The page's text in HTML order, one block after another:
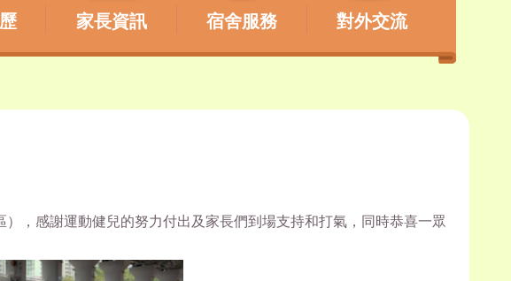
家長資訊 宿舍服務 對外交流
），感謝運動健兒的努力付出及家長們到場支持和打氣， 同時恭喜一眾